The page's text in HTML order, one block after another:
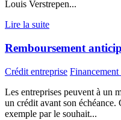
Louis Verstrepen...
Lire la suite
Remboursement
Crédit entreprise Financement
Les entreprises peuvent à un
un crédit avant son échéance.
exemple par le souhait...